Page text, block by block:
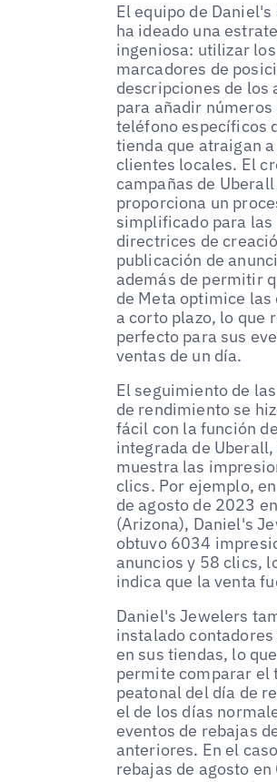
El equipo de
ha ideado una
ingeniosa: utilizar los
marcadores de
descripciones de los
para añadir números
teléfono específicos
tienda que atraigan
clientes locales. El
campañas de
proporciona un
simplificado para las
directrices de
publicación de
además de permitir
de Meta optimice las
a corto plazo, lo que
perfecto para sus
ventas de un día.
El seguimiento de
de rendimiento se
fácil con la función
integrada de Uberall,
muestra las
clics. Por ejemplo,
de agosto de 2023
(Arizona), Daniel's
obtuvo 6034
anuncios y 58 clics,
indica que la venta
Daniel's Jewelers
instalado
en sus tiendas, lo
permite comparar el
peatonal del día de
el de los días
eventos de rebajas
anteriores. En el
rebajas de agosto en